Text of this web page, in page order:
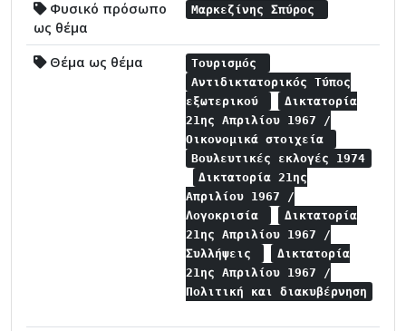
Φυσικό πρόσωπο
ως θέμα
Μαρκεζίνης Σπύρος
Θέμα ως θέμα
Τουρισμός
Αντιδικτατορικός Τύπος
εξωτερικού
Δικτατορία
21ης Απριλίου 1967 /
Οικονομικά στοιχεία
Βουλευτικές εκλογές 1974
Δικτατορία 21ης
Απριλίου 1967 /
Λογοκρισία
Δικτατορία
21ης Απριλίου 1967 /
Συλλήψεις
Δικτατορία
21ης Απριλίου 1967 /
Πολιτική και διακυβέρνηση